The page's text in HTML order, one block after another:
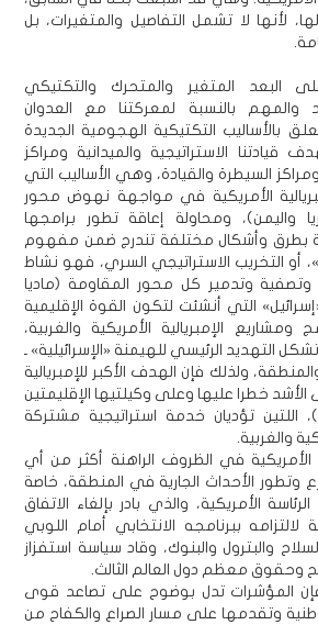
لأنها لا تشمل التفاصيل والمتغيرات، بل
البعد المتغير والمتحرك والتكتيكي
والمهم بالنسبة لمعركتنا مع العدوان
بالأساليب التكتيكية الهجومية الجديدة
قيادتنا الاستراتيجية والميدانية ومراكز
السيطرة والقيادة، وهي الأساليب التي
الأمريكية في مواجهة نهوض محور
واليمن)، ومحاولة إعاقة تطور برامجها
بطرق وأشكال مختلفة تندرج ضمن مفهوم
أو التخريب الاستراتيجي السري، فهو نشاط
وتصفية وتدمير كل محور المقاومة (ماديا
التي أنشئت لتكون القوة الإقليمية
ومشاريع الإمبريالية الأمريكية والغربية،
تشكل التهديد الرئيسي للهيمنة «الإسرائيلية» ـ
ولذلك فإن الهدف الأكبر للإمبريالية
الأشد خطرا عليها وعلى وكيلتيها الإقليمتين
اللتين تؤديان خدمة استراتيجية مشتركة
والغربية.
الأمريكية في الظروف الراهنة أكثر من أي
الأحداث الجارية في المنطقة، خاصة
الأمريكية، والذي بادر بإلغاء الاتفاق
لالتزامه ببرنامجه الانتخابي أمام اللوبي
والبترول والبنوك، وقاد سياسة استفزاز
وحقوق معظم دول العالم الثالث.
فإن المؤشرات تدل بوضوح على تصاعد قوى
وتقدمها على مسار الصراع والكفاح من